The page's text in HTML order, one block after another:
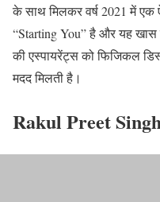
के साथ मिलकर वर्ष 2021 में एक
“Starting You” है और यह खास
की एस्पायरेंट्स को फिजिकल
मदद मिलती है। ‌
Rakul Preet